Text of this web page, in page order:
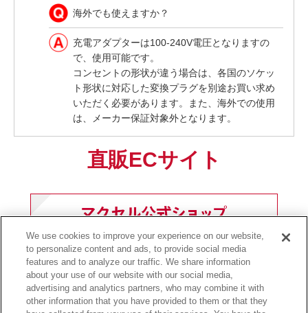
海外でも使えますか？
充電アダプターは100-240V電圧となりますの
で、使用可能です。
コンセントの形状が違う場合は、各国のソケッ
ト形状に対応した変換プラグを別途お買い求め
いただく必要があります。また、海外での使用
は、メーカー保証対象外となります。
直販ECサイト
前ページへ戻る
We use cookies to improve your experience on our website,
to personalize content and ads, to provide social media
features and to analyze our traffic. We share information
about your use of our website with our social media,
advertising and analytics partners, who may combine it with
other information that you have provided to them or that they